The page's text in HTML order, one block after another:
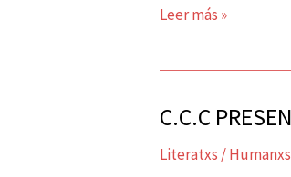
Leer más »
C.C.C
Literatxs /Humanxs
C.C.C
Circularis